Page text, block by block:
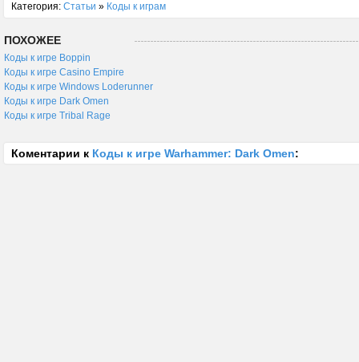
Категория: Статьи » Коды к играм
ПОХОЖЕЕ
Коды к игре Boppin
Коды к игре Casino Empire
Коды к игре Windows Loderunner
Коды к игре Dark Omen
Коды к игре Tribal Rage
Коментарии к Коды к игре Warhammer: Dark Omen: